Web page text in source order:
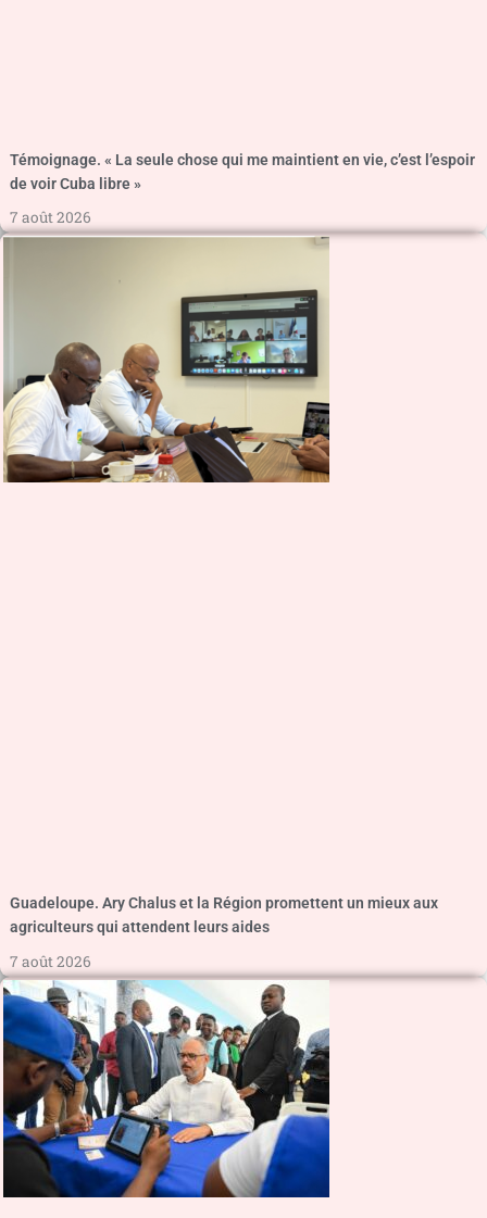
Témoignage. « La seule chose qui me maintient en vie, c’est l’espoir
de voir Cuba libre »
7 août 2026
Guadeloupe. Ary Chalus et la Région promettent un mieux aux
agriculteurs qui attendent leurs aides
7 août 2026